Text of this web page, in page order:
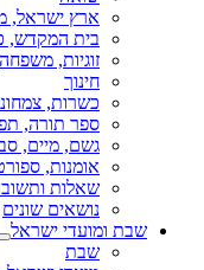
ארץ ישראל,
בית המקדש,
זוגיות,
חינוך
כשרות,
ספר תורה,
גשם, מיים,
אומנות,
שאלות
נושאים שונים
שבת ומועדי ישראל
שבת